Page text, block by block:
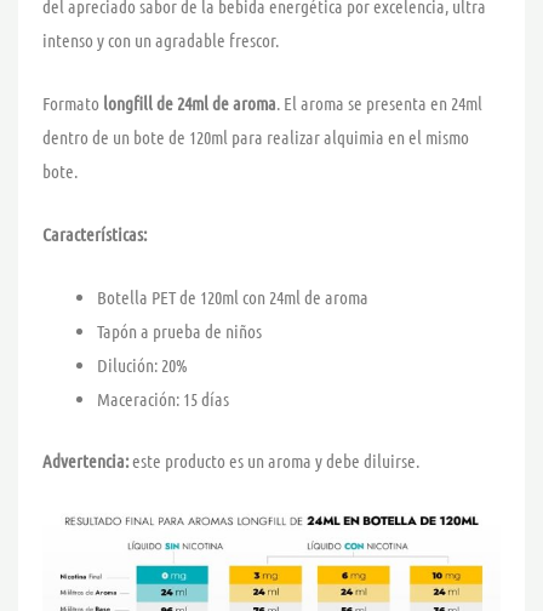
del apreciado sabor de la bebida energética por excelencia, ultra
intenso y con un agradable frescor.
Formato longfill de 24ml de aroma. El aroma se presenta en 24ml
dentro de un bote de 120ml para realizar alquimia en el mismo
bote.
Características:
Botella PET de 120ml con 24ml de aroma
Tapón a prueba de niños
Dilución: 20%
Maceración: 15 días
Advertencia:este producto es un aroma y debe diluirse.